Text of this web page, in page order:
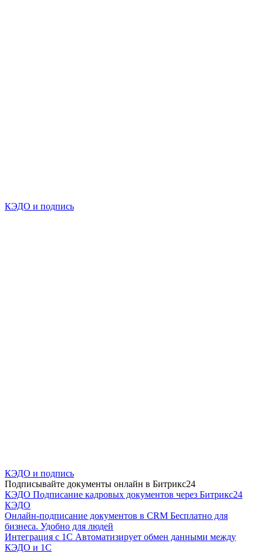
КЭДО и подпись
КЭДО и подпись
Подписывайте документы онлайн в Битрикс24
КЭДО Подписание кадровых документов через Битрикс24
КЭДО
Онлайн-подписание документов в CRM Бесплатно для
бизнеса. Удобно для людей
Интеграция с 1С Автоматизирует обмен данными между
КЭДО и 1С